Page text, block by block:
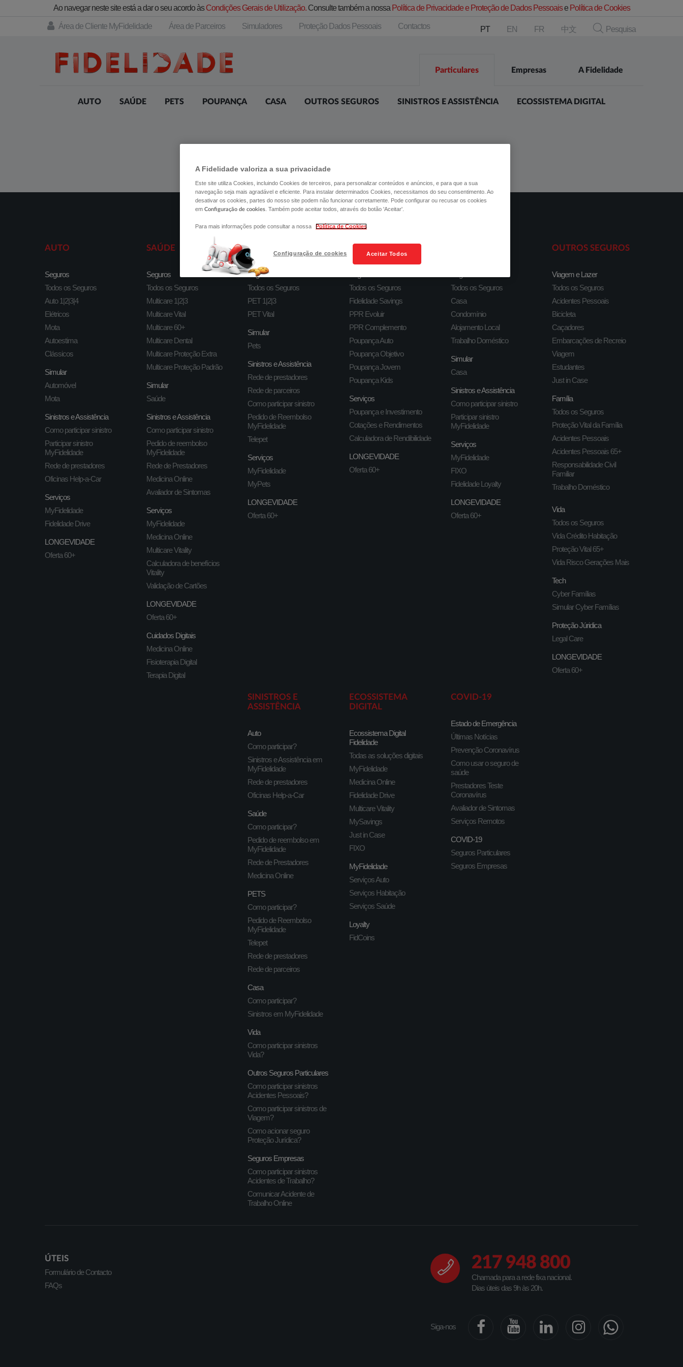
Ao navegar neste site está a dar o seu acordo àsCondições Gerais de Utilização.Consulte também a nossa Política de Privacidade e Proteção de Dados Pessoaise Política de Cookies
Área de Cliente MyFidelidade Área de Parceiros Simuladores Proteção Dados Pessoais Contactos PT EN FR 中文 Pesquisa
Particulares Empresas A Fidelidade
AUTO SAÚDE PETS POUPANÇA CASA OUTROS SEGUROS SINISTROS E ASSISTÊNCIA ECOSSISTEMA DIGITAL
AUTO
Seguros
Todos os Seguros
Auto 1|2|3|4
Elétricos
Mota
Autoestima
Clássicos
Simular
Automóvel
Mota
Sinistros e Assistência
Como participar sinistro
Participar sinistro
MyFidelidade
Rede de prestadores
Oficinas Help-a-Car
Serviços
MyFidelidade
Fidelidade Drive
LONGEVIDADE
Oferta 60+
SAÚDE
Seguros
Todos os Seguros
Multicare 1|2|3
Multicare Vital
Multicare 60+
Multicare Dental
Multicare Proteção Extra
Multicare Proteção Padrão
Simular
Saúde
Sinistros e Assistência
Como participar sinistro
Pedido de reembolso
MyFidelidade
Rede de Prestadores
Medicina Online
Avaliador de Sintomas
Serviços
MyFidelidade
Medicina Online
Multicare Vitality
Calculadora de benefícios
Vitality
Validação de Cartões
LONGEVIDADE
Oferta 60+
Cuidados Digitais
Medicina Online
Fisioterapia Digital
Terapia Digital
PETS
Seguros
Todos os Seguros
PET 1|2|3
PET Vital
Simular
Pets
Sinistros e Assistência
Rede de prestadores
Rede de parceiros
Como participar sinistro
Pedido de Reembolso
MyFidelidade
Telepet
Serviços
MyFidelidade
MyPets
LONGEVIDADE
Oferta 60+
POUPANÇA
Todos os Seguros
Fidelidade Savings
PPR Evoluir
PPR Complemento
Poupança Auto
Poupança Objetivo
Poupança Jovem
Poupança Kids
Serviços
Poupança e Investimento
Cotações e Rendimentos
Calculadora de Rendibilidade
LONGEVIDADE
Oferta 60+
Todos os Seguros
Casa
Condomínio
Alojamento Local
Trabalho Doméstico
Simular
Casa
Sinistros e Assistência
Como participar sinistro
Participar sinistro
MyFidelidade
Serviços
MyFidelidade
FIXO
Fidelidade Loyalty
LONGEVIDADE
Oferta 60+
OUTROS SEGUROS
Viagem e Lazer
Todos os Seguros
Acidentes Pessoais
Bicicleta
Caçadores
Embarcações de Recreio
Viagem
Estudantes
Just in Case
Família
Todos os Seguros
Proteção Vital da Família
Acidentes Pessoais
Acidentes Pessoais 65+
Responsabilidade Civil
Familiar
Trabalho Doméstico
Vida
Todos os Seguros
Vida Crédito Habitação
Proteção Vital 65+
Vida Risco Gerações Mais
Tech
Cyber Famílias
Simular Cyber Famílias
Proteção Júridica
Legal Care
LONGEVIDADE
Oferta 60+
SINISTROS E
ASSISTÊNCIA
Auto
Como participar?
Sinistros e Assistência em
MyFidelidade
Rede de prestadores
Oficinas Help-a-Car
Saúde
Como participar?
Pedido de reembolso em
MyFidelidade
Rede de Prestadores
Medicina Online
PETS
Como participar?
Pedido de Reembolso
MyFidelidade
Telepet
Rede de prestadores
Rede de parceiros
Casa
Como participar?
Sinistros em MyFidelidade
Vida
Como participar sinistros
Vida?
Outros Seguros Particulares
Como participar sinistros
Acidentes Pessoais?
Como participar sinistros de
Viagem?
Como acionar seguro
Proteção Jurídica?
Seguros Empresas
Como participar sinistros
Acidentes de Trabalho?
Comunicar Acidente de
Trabalho Online
ECOSSISTEMA
DIGITAL
Ecossistema Digital
Fidelidade
Todas as soluções digitais
MyFidelidade
Medicina Online
Fidelidade Drive
Multicare Vitality
MySavings
Just in Case
FIXO
MyFidelidade
Serviços Auto
Serviços Habitação
Serviços Saúde
Loyalty
FidCoins
COVID-19
Estado de Emergência
Últimas Notícias
Prevenção Coronavírus
Como usar o seguro de
saúde
Prestadores Teste
Coronavírus
Avaliador de Sintomas
Serviços Remotos
COVID-19
Seguros Particulares
Seguros Empresas
217 948 800
Chamada para a rede fixa nacional.
Dias úteis das 9h às 20h.
ÚTEIS
Formulário de Contacto
FAQs
Siga-nos
A Fidelidade valoriza a sua privacidade
Este site utiliza Cookies, incluindo Cookies de terceiros, para personalizar conteúdos e anúncios, e para que a sua
navegação seja mais agradável e eficiente. Para instalar determinados Cookies, necessitamos do seu consentimento. Ao
desativar os cookies, partes do nosso site podem não funcionar corretamente. Pode configurar ou recusar os cookies
em Configuração de cookies . Também pode aceitar todos, através do botão 'Aceitar'.
Para mais informações pode consultar a nossa Política de Cookies
Aceitar Todos
Configuração de cookies